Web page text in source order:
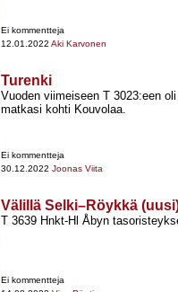
Ei kommentteja
12.01.2022 Aki Karvonen
Turenki
Vuoden viimeiseen T 3023:een
matkasi kohti Kouvolaa.
Ei kommentteja
30.12.2022 Joonas Viita
Välillä Selki–Röykkä
T 3639 Hnkt-​Hl Åbyn
Ei kommentteja